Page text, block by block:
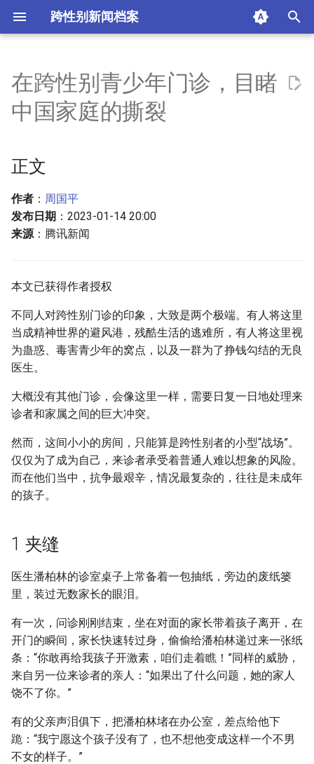
跨性别新闻档案
a
l
i
g
s
e
a
c
h
正文
2 错置
3 亲权
4 弥合
Metadata]
在跨性别青少年门诊，目睹
中国家庭的撕裂
正文
作者 ： 周国平
发布日期 ：2023-01-14 20:00
来源：腾讯新闻
本文已获得作者授权
不同人对跨性别门诊的印象，大致是两个极端。有人将这里
当成精神世界的避风港，残酷生活的逃难所，有人将这里视
为蛊惑、毒害青少年的窝点，以及一群为了挣钱勾结的无良
医生。
大概没有其他门诊，会像这里一样，需要日复一日地处理来
诊者和家属之间的巨大冲突。
然而，这间小小的房间，只能算是跨性别者的小型“战场”。
仅仅为了成为自己，来诊者承受着普通人难以想象的风险。
而在他们当中，抗争最艰辛，情况最复杂的，往往是未成年
的孩子。
1 夹缝
医生潘柏林的诊室桌子上常备着一包抽纸，旁边的废纸篓
里，装过无数家长的眼泪。
有一次，问诊刚刚结束，坐在对面的家长带着孩子离开，在
开门的瞬间，家长快速转过身，偷偷给潘柏林递过来一张纸
条：“你敢再给我孩子开激素，咱们走着瞧！”同样的威胁，
来自另一位来诊者的亲人：“如果出了什么问题，她的家人
饶不了你。”
有的父亲声泪俱下，把潘柏林堵在办公室，差点给他下
跪：“我宁愿这个孩子没有了，也不想他变成这样一个不男
不女的样子。”